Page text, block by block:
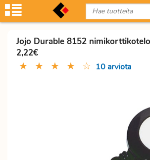
Jojo Durable 8152
2,22€
★ ★ ★ ★ ☆ 10 arviota